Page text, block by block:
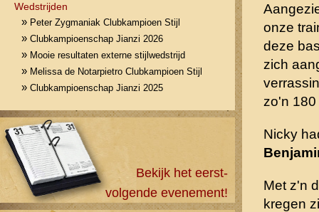
Wedstrijden
» Peter Zygmaniak Clubkampioen Stijl
» Clubkampioenschap Jianzi 2026
» Mooie resultaten externe stijlwedstrijd
» Melissa de Notarpietro Clubkampioen Stijl
» Clubkampioenschap Jianzi 2025
Bekijk het eerst-
volgende evenement!
onze
deze
zich
zo'n
Nicky
Met z'n
kregen